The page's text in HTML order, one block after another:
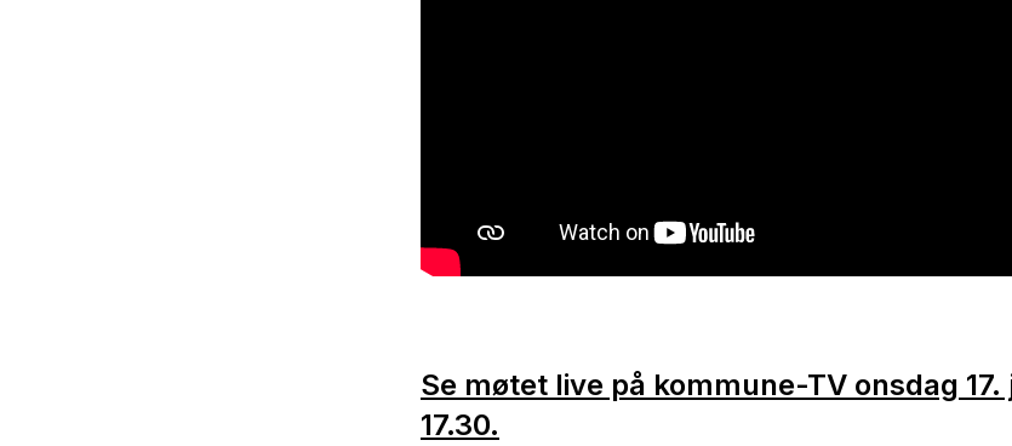
Se møtet live på kommune-TV onsdag
17.30.